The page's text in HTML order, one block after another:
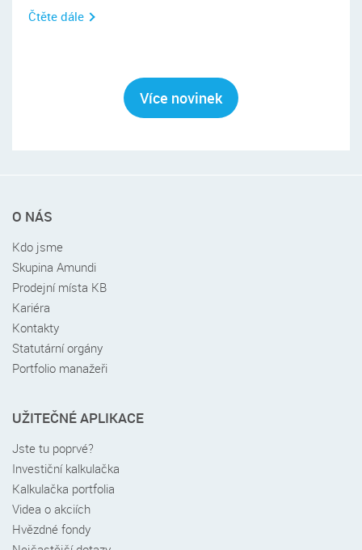
Čtěte dále
Více novinek
menu
patičce
O NÁS
Kdo jsme
Skupina Amundi
Prodejní místa KB
Kariéra
Kontakty
Statutární orgány
Portfolio manažeři
UŽITEČNÉ APLIKACE
Jste tu poprvé?
Investiční kalkulačka
Kalkulačka portfolia
Videa o akciích
Hvězdné fondy